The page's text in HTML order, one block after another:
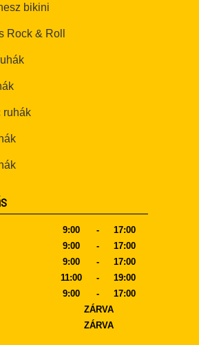
bikini
Rock & Roll
ruhák
9:00 -
17:00
9:00 -
17:00
9:00 -
17:00
11:00 -
19:00
9:00 -
17:00
ZÁRVA
ZÁRVA